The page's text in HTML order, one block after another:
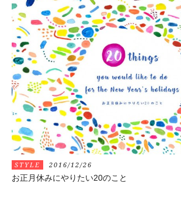
STYLE 2016/12/26
お正月休みにやりたい20のこと